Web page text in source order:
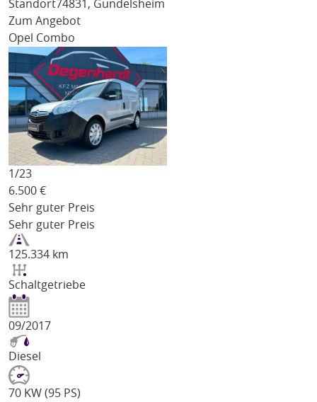
Standort74831, Gundelsheim
Zum Angebot
Opel Combo
1/23
6.500 €
Sehr guter Preis
Sehr guter Preis
125.334 km
Schaltgetriebe
09/2017
Diesel
70 KW (95 PS)